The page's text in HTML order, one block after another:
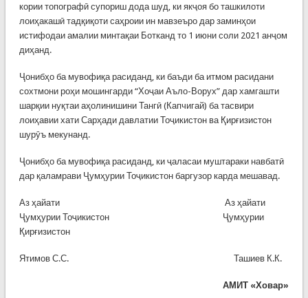
кории топографӣ супориш дода шуд, ки якҷоя бо ташкилоти
лоиҳакашӣ тадқиқоти саҳроии ин мавзеъро дар заминҳои
истифодаи амалии минтақаи Ботканд то 1 июни соли 2021 анҷом
диҳанд.
Ҷонибҳо ба мувофиқа расиданд, ки баъди ба итмом расидани
сохтмони роҳи мошингарди “Хоҷаи Аъло-Ворух” дар хамгашти
шарқии нуқтаи аҳолинишини Тангӣ (Капчигай) ба тасвири
лоиҳавии хати Сарҳади давлатии Тоҷикистон ва Қирғизистон
шурӯъ мекунанд.
Ҷонибҳо ба мувофиқа расиданд, ки ҷаласаи муштараки навбатӣ
дар қаламрави Ҷумҳурии Тоҷикистон баргузор карда мешавад.
Аз ҳайати Аз ҳайати
Ҷумҳурии Тоҷикистон Ҷумҳурии
Қирғизистон
Ятимов С.С. Ташиев К.К.
АМИТ «Ховар»